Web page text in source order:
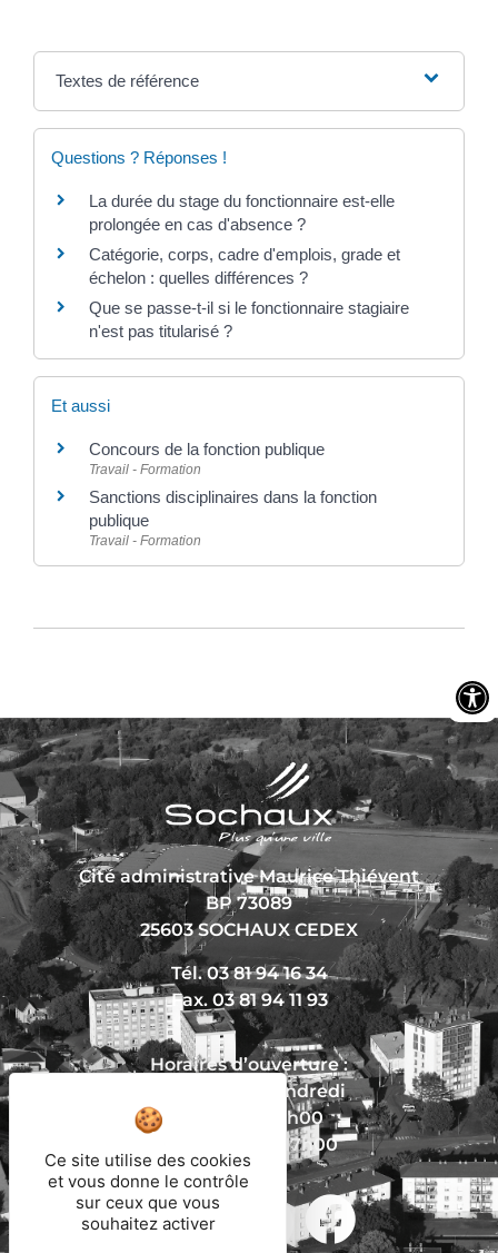
Textes de référence
Questions ? Réponses !
La durée du stage du fonctionnaire est-elle
prolongée en cas d'absence ?
Catégorie, corps, cadre d'emplois, grade et
échelon : quelles différences ?
Que se passe-t-il si le fonctionnaire stagiaire
n'est pas titularisé ?
Et aussi
Concours de la fonction publique
Travail - Formation
Sanctions disciplinaires dans la fonction
publique
Travail - Formation
Cité administrative Maurice Thiévent
BP 73089
25603 SOCHAUX CEDEX
Tél. 03 81 94 16 34
Fax. 03 81 94 11 93
Horaires d’ouverture :
Du lundi au vendredi
De 8h30 à 12h00
Et de 13h30 à 17h00
Nous écrire
Ce site utilise des cookies
et vous donne le contrôle
sur ceux que vous
souhaitez activer